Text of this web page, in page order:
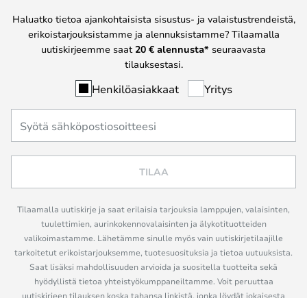
Haluatko tietoa ajankohtaisista sisustus- ja valaistustrendeistä,
erikoistarjouksistamme ja alennuksistamme? Tilaamalla
uutiskirjeemme saat 20 € alennusta* seuraavasta
tilauksestasi.
Henkilöasiakkaat Yritys
TILAA
Tilaamalla uutiskirje ja saat erilaisia tarjouksia lamppujen, valaisinten,
tuulettimien, aurinkokennovalaisinten ja älykotituotteiden
valikoimastamme. Lähetämme sinulle myös vain uutiskirjetilaajille
tarkoitetut erikoistarjouksemme, tuotesuosituksia ja tietoa uutuuksista.
Saat lisäksi mahdollisuuden arvioida ja suositella tuotteita sekä
hyödyllistä tietoa yhteistyökumppaneiltamme. Voit peruuttaa
uutiskirjeen tilauksen koska tahansa linkistä, jonka löydät jokaisesta